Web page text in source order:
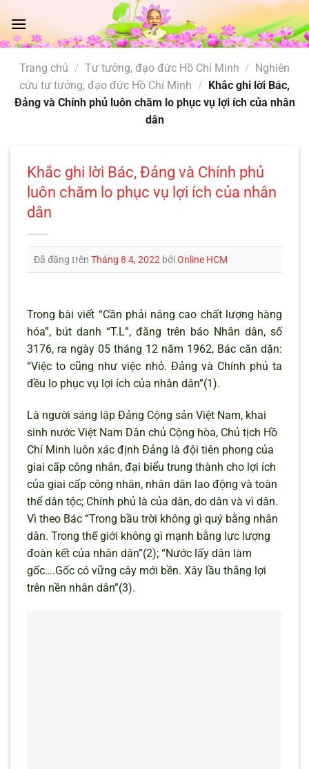
đến
nội
Trang chủ / Tư tưởng, đạo đức Hồ Chí Minh / Nghiên
cứu tư tưởng, đạo đức Hồ Chí Minh / Khắc ghi lời Bác,
Đảng và Chính phủ luôn chăm lo phục vụ lợi ích của nhân
dân
Khắc ghi lời Bác, Đảng và Chính phủ
luôn chăm lo phục vụ lợi ích của nhân
dân
Đã đăng trên Tháng 8 4, 2022 bởiOnline HCM
Trong bài viết “Cần phải nâng cao chất lượng hàng
hóa”, bút danh “T.L”, đăng trên báo Nhân dân, số
3176, ra ngày 05 tháng 12 năm 1962, Bác căn dặn:
“Việc to cũng như việc nhỏ. Đảng và Chính phủ ta
đều lo phục vụ lợi ích của nhân dân”(1).
Là người sáng lập Đảng Cộng sản Việt Nam, khai
sinh nước Việt Nam Dân chủ Cộng hòa, Chủ tịch Hồ
Chí Minh luôn xác định Đảng là đội tiên phong của
giai cấp công nhân, đại biểu trung thành cho lợi ích
của giai cấp công nhân, nhân dân lao động và toàn
thể dân tộc; Chính phủ là của dân, do dân và vì dân.
Vì theo Bác “Trong bầu trời không gì quý bằng nhân
dân. Trong thế giới không gì mạnh bằng lực lượng
đoàn kết của nhân dân”(2); “Nước lấy dân làm
gốc….Gốc có vững cây mới bền. Xây lầu thắng lợi
trên nền nhân dân”(3).